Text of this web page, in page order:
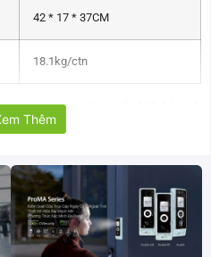
42 * 17 * 37CM
18.1kg/ctn
trong việc phân phối
Việt Nam. Liên hệ với chúng tôi
Thêm